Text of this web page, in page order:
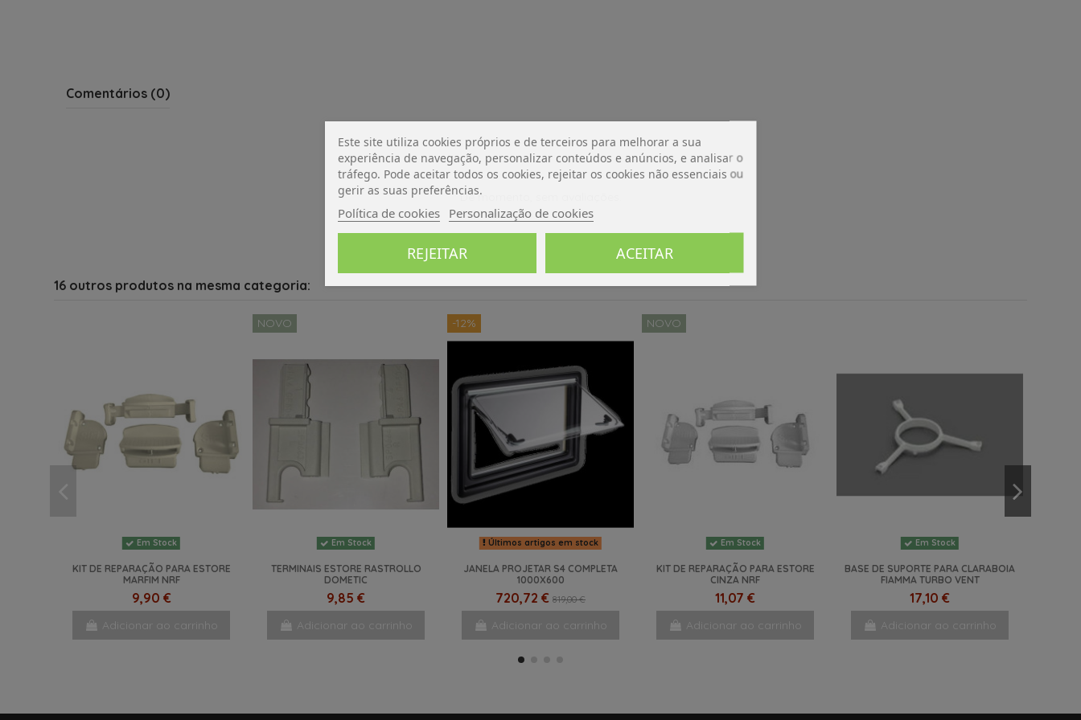
Comentários (0)
De momento, sem avaliações.
16 outros produtos na mesma categoria:
Em Stock
KIT DE REPARAÇÃO PARA ESTORE
MARFIM NRF
9,90 €
Adicionar ao carrinho
NOVO
Em Stock
TERMINAIS ESTORE RASTROLLO
DOMETIC
9,85 €
Adicionar ao carrinho
-12%
Últimos artigos em stock
JANELA PROJETAR S4 COMPLETA
1000X600
720,72 € 819,00 €
Adicionar ao carrinho
NOVO
Em Stock
KIT DE REPARAÇÃO PARA ESTORE
CINZA NRF
11,07 €
Adicionar ao carrinho
Em Stock
BASE DE SUPORTE PARA CLARABOIA
FIAMMA TURBO VENT
17,10 €
Adicionar ao carrinho
Este site utiliza cookies próprios e de terceiros para melhorar a sua
experiência de navegação, personalizar conteúdos e anúncios, e analisar o
tráfego. Pode aceitar todos os cookies, rejeitar os cookies não essenciais ou
gerir as suas preferências.
Política de cookies Personalização de cookies
REJEITAR ACEITAR